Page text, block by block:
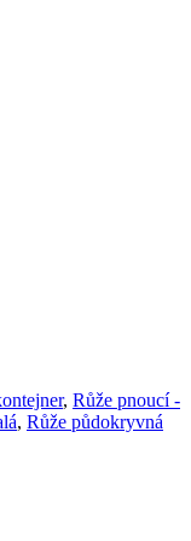
, Růže pnoucí -
, Růže půdokryvná